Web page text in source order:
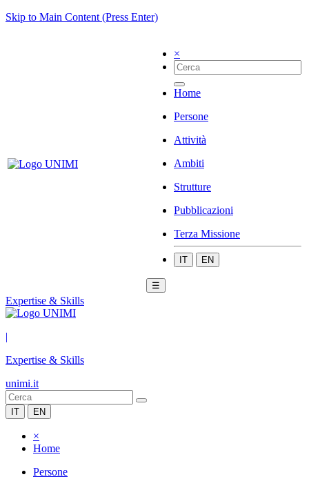
Skip to Main Content (Press Enter)
×
Home
Persone
Attività
Ambiti
Strutture
Pubblicazioni
Terza Missione
IT EN
☰
Expertise & Skills
|
Expertise & Skills
unimi.it
IT EN
×
Home
Persone